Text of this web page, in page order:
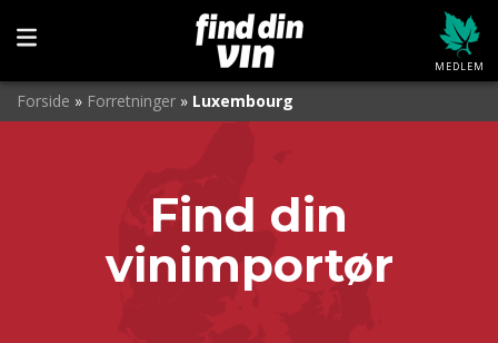
MEDLEM
Forside » Forretninger » Luxembourg
Find din
vinimportør
Filtre